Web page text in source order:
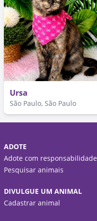
Ursa
São Paulo, São Paulo
ADOTE
Adote com responsabilidade
Pesquisar animais
DIVULGUE UM ANIMAL
Cadastrar animal